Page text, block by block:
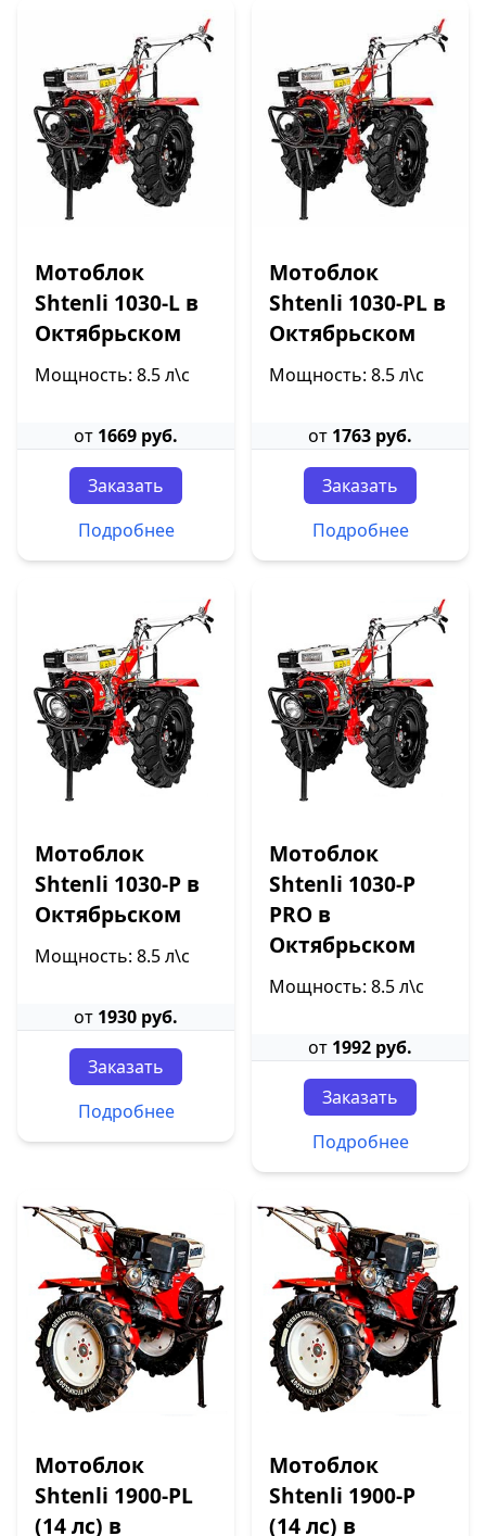
Мотоблок
Shtenli 1030-L в
Октябрьском
Мощность: 8.5 л\с
от 1669 руб.
Заказать
Подробнее
Мотоблок
Shtenli 1030-PL в
Октябрьском
Мощность: 8.5 л\с
от 1763 руб.
Заказать
Подробнее
Мотоблок
Shtenli 1030-P в
Октябрьском
Мощность: 8.5 л\с
от 1930 руб.
Заказать
Подробнее
Мотоблок
Shtenli 1030-P
PRO в
Октябрьском
Мощность: 8.5 л\с
от 1992 руб.
Заказать
Подробнее
Мотоблок
Shtenli 1900-PL
(14 лс) в
Мотоблок
Shtenli 1900-P
(14 лс) в